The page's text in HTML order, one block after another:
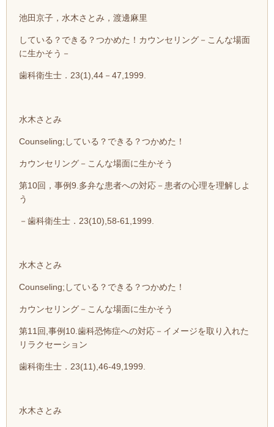
池田京子，水木さとみ，渡邊麻里
している？できる？つかめた！カウンセリング－こんな場面
に生かそう－
歯科衛生士．23(1),44－47,1999.
水木さとみ
Counseling;している？できる？つかめた！
カウンセリング－こんな場面に生かそう
第10回，事例9.多弁な患者への対応－患者の心理を理解しよ
う
－歯科衛生士．23(10),58-61,1999.
水木さとみ
Counseling;している？できる？つかめた！
カウンセリング－こんな場面に生かそう
第11回,事例10.歯科恐怖症への対応－イメージを取り入れた
リラクセーション
歯科衛生士．23(11),46-49,1999.
水木さとみ